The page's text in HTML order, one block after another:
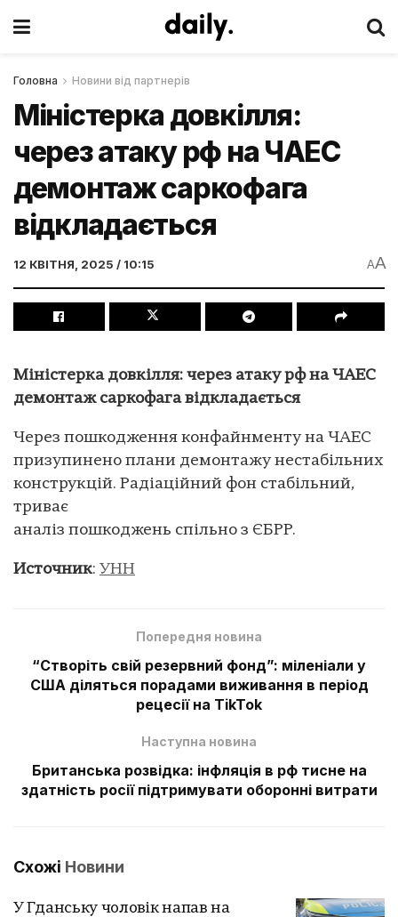
Головна Новини від партнерів
Міністерка довкілля:
через атаку рф на ЧАЕС
демонтаж саркофага
відкладається
12 КВІТНЯ, 2025 / 10:15 AA
Міністерка довкілля: через атаку рф на ЧАЕС
демонтаж саркофага відкладається
Через пошкодження конфайнменту на ЧАЕС
призупинено плани демонтажу нестабільних
конструкцій. Радіаційний фон стабільний,
триває
аналіз пошкоджень спільно з ЄБРР.
Источник: УНН
Попередня новина
“Створіть свій резервний фонд”: міленіали у
США діляться порадами виживання в період
рецесії на TikTok
Наступна новина
Британська розвідка: інфляція в рф тисне на
здатність росії підтримувати оборонні витрати
Схожі Новини
У Гданську чоловік напав на